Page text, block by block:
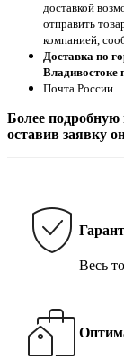
доставкой
отправить
компанией,
Доставка по
Владивостоке
Почта России
Более
оставив заявку
Весь